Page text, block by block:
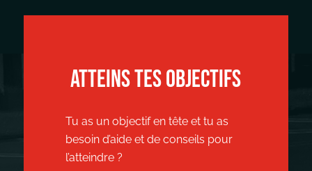
ATTEINS TES OBJECTIFS
Tu as un objectif en tête et tu as
besoin d’aide et de conseils pour
l’atteindre ?